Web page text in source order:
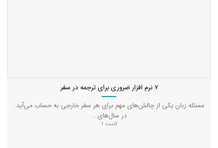
۷ نرم افزار ضروری برای ترجمه در سفر
مسئله زبان یکی از چالش‌های مهم برای هر سفر خارجی به حساب می‌آید.
در سال‌های...
کامنت 1